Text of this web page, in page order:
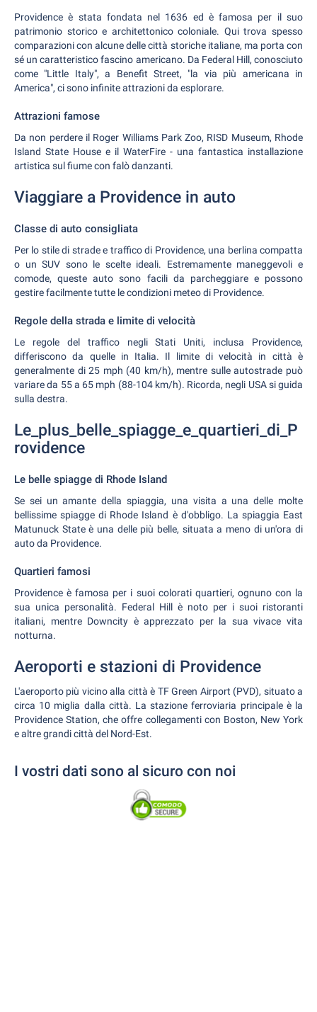
Providence è stata fondata nel 1636 ed è famosa per il suo
patrimonio storico e architettonico coloniale. Qui trova spesso
comparazioni con alcune delle città storiche italiane, ma porta con
sé un caratteristico fascino americano. Da Federal Hill, conosciuto
come "Little Italy", a Benefit Street, "la via più americana in
America", ci sono infinite attrazioni da esplorare.
Attrazioni famose
Da non perdere il Roger Williams Park Zoo, RISD Museum, Rhode
Island State House e il WaterFire - una fantastica installazione
artistica sul fiume con falò danzanti.
Viaggiare a Providence in auto
Classe di auto consigliata
Per lo stile di strade e traffico di Providence, una berlina compatta
o un SUV sono le scelte ideali. Estremamente maneggevoli e
comode, queste auto sono facili da parcheggiare e possono
gestire facilmente tutte le condizioni meteo di Providence.
Regole della strada e limite di velocità
Le regole del traffico negli Stati Uniti, inclusa Providence,
differiscono da quelle in Italia. Il limite di velocità in città è
generalmente di 25 mph (40 km/h), mentre sulle autostrade può
variare da 55 a 65 mph (88-104 km/h). Ricorda, negli USA si guida
sulla destra.
Le_plus_belle_spiagge_e_quartieri_di_P
rovidence
Le belle spiagge di Rhode Island
Se sei un amante della spiaggia, una visita a una delle molte
bellissime spiagge di Rhode Island è d'obbligo. La spiaggia East
Matunuck State è una delle più belle, situata a meno di un'ora di
auto da Providence.
Quartieri famosi
Providence è famosa per i suoi colorati quartieri, ognuno con la
sua unica personalità. Federal Hill è noto per i suoi ristoranti
italiani, mentre Downcity è apprezzato per la sua vivace vita
notturna.
Aeroporti e stazioni di Providence
L'aeroporto più vicino alla città è TF Green Airport (PVD), situato a
circa 10 miglia dalla città. La stazione ferroviaria principale è la
Providence Station, che offre collegamenti con Boston, New York
e altre grandi città del Nord-Est.
I vostri dati sono al sicuro con noi